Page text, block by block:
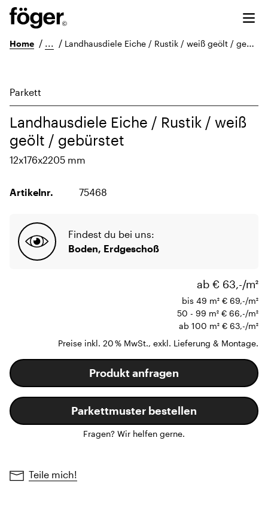
Home / ... / Landhausdiele Eiche / Rustik / weiß geölt / gebürstet
Parkett
Landhausdiele Eiche / Rustik / weiß
geölt / gebürstet
12x176x2205 mm
Artikelnr. 75468
Findest du bei uns:
Boden, Erdgeschoß
ab € 63,-/m²
bis 49 m² € 69,-/m²
50 - 99 m² € 66,-/m²
ab 100 m² € 63,-/m²
Preise inkl. 20 % MwSt., exkl. Lieferung & Montage.
Produkt anfragen
Parkettmuster bestellen
Fragen? Wir helfen gerne.
Teile mich!